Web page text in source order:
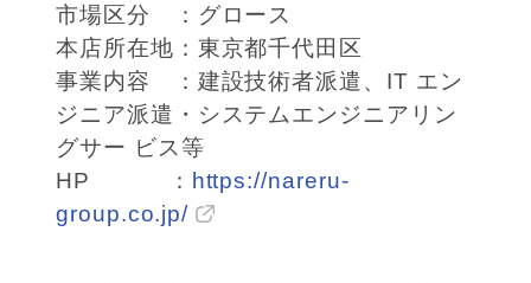
市場区分 ：グロース
本店所在地：東京都千代田区
事業内容 ：建設技術者派遣、IT エン
ジニア派遣・システムエンジニアリン
グサー ビス等
HP ： https://nareru-
group.co.jp/